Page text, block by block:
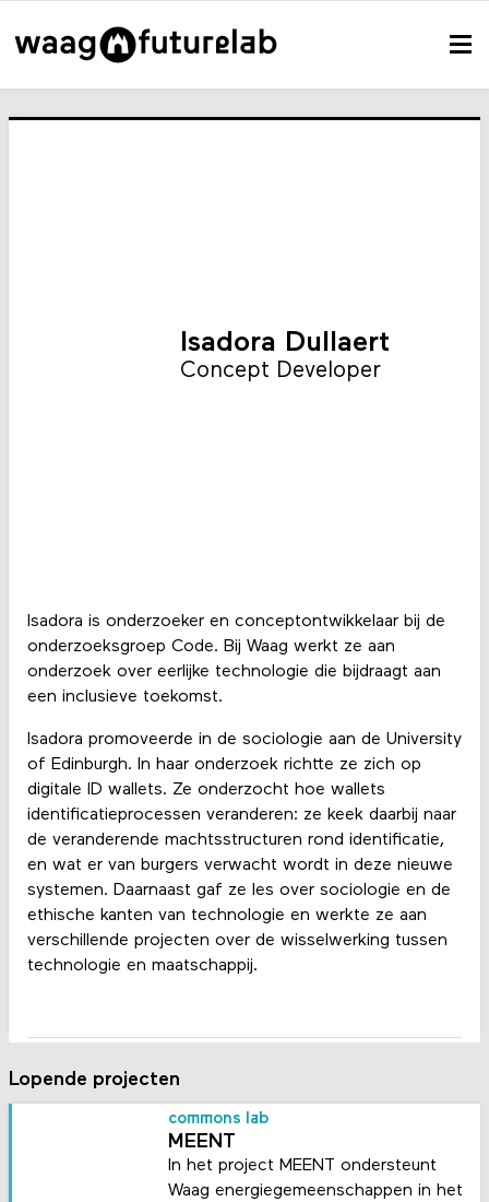
Isadora Dullaert
Concept Developer
Isadora is onderzoeker en conceptontwikkelaar bij de
onderzoeksgroep Code. Bij Waag werkt ze aan
onderzoek over eerlijke technologie die bijdraagt aan
een inclusieve toekomst.
Isadora promoveerde in de sociologie aan de University
of Edinburgh. In haar onderzoek richtte ze zich op
digitale ID wallets. Ze onderzocht hoe wallets
identificatieprocessen veranderen: ze keek daarbij naar
de veranderende machtsstructuren rond identificatie,
en wat er van burgers verwacht wordt in deze nieuwe
systemen. Daarnaast gaf ze les over sociologie en de
ethische kanten van technologie en werkte ze aan
verschillende projecten over de wisselwerking tussen
technologie en maatschappij.
Lopende projecten
commons lab
MEENT
In het project MEENT ondersteunt
Waag energiegemeenschappen in het